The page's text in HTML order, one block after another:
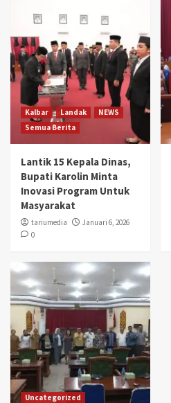
Kalbar Landak
NEWS
Semua Berita
Lantik 15 Kepala Dinas,
Bupati Karolin Minta
Inovasi Program Untuk
Masyarakat
tariumedia
Januari 6, 2026
0
Uncategorized